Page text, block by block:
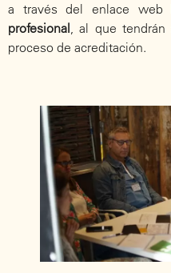
a través del enlace
profesional, al que tendrán
proceso de acreditación.